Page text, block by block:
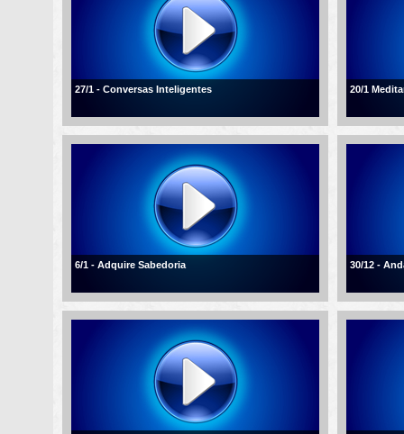
27/1 - Conversas Inteligentes 20/1
6/1 - Adquire Sabedoria 30/12 -